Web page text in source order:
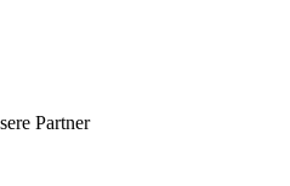
Partner